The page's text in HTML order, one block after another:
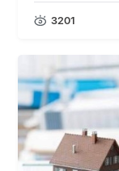
3201